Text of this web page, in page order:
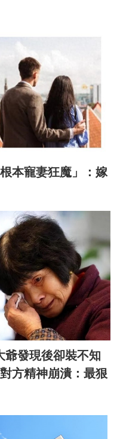
本寵妻狂魔」：嫁
爺發現後卻裝不知
方精神崩潰：最狠